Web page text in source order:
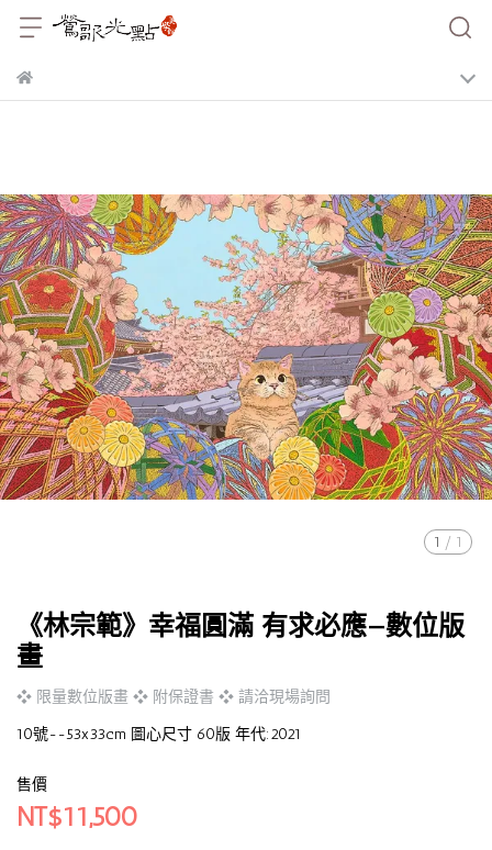
1 / 1
《林宗範》幸福圓滿 有求必應—數位版
畫
❖ 限量數位版畫 ❖ 附保證書 ❖ 請洽現場詢問
10號--53x33cm 圖心尺寸 60版 年代:2021
售價
NT$11,500